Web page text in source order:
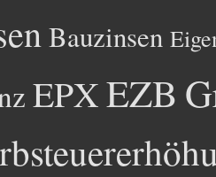
Bauzinsen
EPXEZB